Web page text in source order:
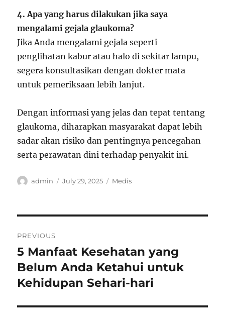
4. Apa yang harus dilakukan jika saya
mengalami gejala glaukoma?
Jika Anda mengalami gejala seperti
penglihatan kabur atau halo di sekitar lampu,
segera konsultasikan dengan dokter mata
untuk pemeriksaan lebih lanjut.
Dengan informasi yang jelas dan tepat tentang
glaukoma, diharapkan masyarakat dapat lebih
sadar akan risiko dan pentingnya pencegahan
serta perawatan dini terhadap penyakit ini.
Author
admin
Posted
July 29, 2025 Categories
Medis
navigation
PREVIOUS
Previous
post:
5 Manfaat Kesehatan yang
Belum Anda Ketahui untuk
Kehidupan Sehari-hari